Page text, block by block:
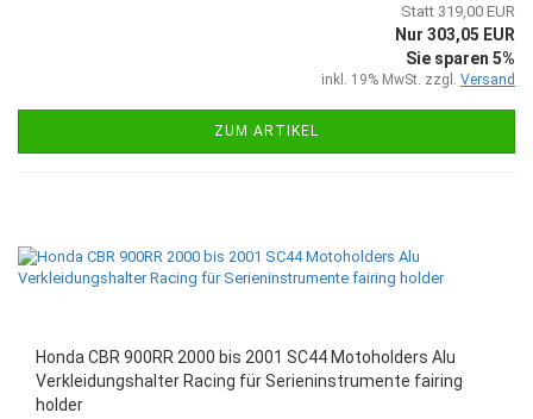
Statt 319,00 EUR
Nur 303,05 EUR
Sie sparen 5%
inkl. 19% MwSt. zzgl. Versand
ZUM ARTIKEL
Honda CBR 900RR 2000 bis 2001 SC44 Motoholders Alu
Verkleidungshalter Racing für Serieninstrumente fairing
holder